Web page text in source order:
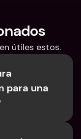
útiles estos.
para una